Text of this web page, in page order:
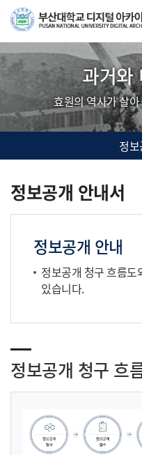
Skip Menu
과거와
효원의 역사가 살
정
정보공개 안내서
정보공개 안내
정보공개 청구 흐름
있습니다.
정보공개 청구 흐